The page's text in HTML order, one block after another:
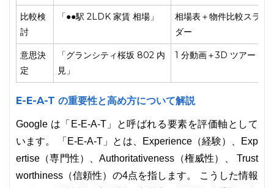
比較検
討
「●●駅 2LDK 家賃 相場」
相場表＋物件比較スライ
ダー
意思決
定
「グランシティ桜坂 802 内
見」
1 分動画＋3D ツアー
E-E-A-T の重要性と高め方について解説
Google は「E-E-A-T」と呼ばれる要素を評価軸として
います。 「E-E-A-T」とは、Experience（経験）、Exp
ertise（専門性）、Authoritativeness（権威性）、 Trust
worthiness（信頼性）の4点を指します。 こうした情報